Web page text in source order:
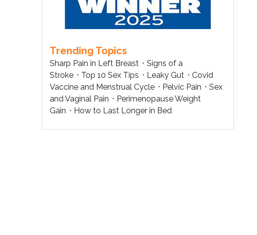
Trending Topics
Sharp Pain in Left Breast
Signs of a
Stroke
Top 10 Sex Tips Leaky Gut
Covid
Vaccine and Menstrual Cycle
Pelvic Pain
Sex
and Vaginal Pain
Perimenopause Weight
Gain
How to Last Longer in Bed